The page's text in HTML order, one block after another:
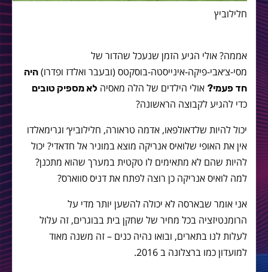
חלילוביץ
אממה? אולי הגיע הזמן שנעכל שהדור של
מסי-צ׳אבי-פיקה-אינייסטה-בוסקטס (ובעבר ואלדז ופדרו) היה
חד פעמי? אולי הילדים של הלה מאסיה לא מספיק טובים
כדי להגיע לקבוצה הראשונה?
יכול להיות שלדאולפאו, אדמה טראורה, חלילוביץ׳ וגרימאלדו
אין את האופי שלואיס אנריקה מוצא במוניר אל חדאדי? יכול
להיות שהם לא מתאימים לו טקטית במערך שהוא מתכנן?
למה לואיס אנריקה כן רוצה לפתח את דניס סווארס?
אני אומר שבארסה לא יכולה להשען יותר מדי על
הרומנטיזציה בכל מחיר של שחקן בית בבוגרים, זה עלול
לעלות לנו בתארים, ובואו נהיה כנים – זה משנה מאוד
למועדון כמו ברצלונה ב 2016.